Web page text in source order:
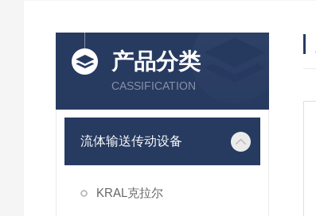
产品分类
CASSIFICATION
流体输送传动设备
KRAL克拉尔